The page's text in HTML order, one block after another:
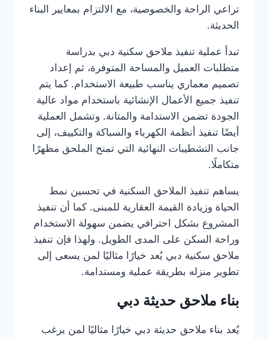
تراعي الراحة والخصوصية، مع الالتزام بمعايير البناء
الحديثة.
تبدأ عملية تنفيذ ملاحق سكنية دبي بدراسة
متطلبات العميل والمساحة المتوفرة، ثم إعداد
تصميم معماري يناسب طبيعة الاستخدام. كما يتم
تنفيذ جميع الأعمال الإنشائية باستخدام مواد عالية
الجودة تضمن الاستدامة والمتانة. وتشمل العملية
أيضًا تنفيذ أنظمة الكهرباء والسباكة والتكييف، إلى
جانب التشطيبات النهائية التي تمنح الملحق مظهرًا
متكاملًا.
يساهم تنفيذ الملاحق السكنية في تحسين نمط
الحياة وزيادة القيمة العقارية للمبنى. كما أن تنفيذ
المشروع بشكل احترافي يضمن سهولة الاستخدام
وراحة السكن على المدى الطويل. ولهذا فإن تنفيذ
ملاحق سكنية دبي يُعد خيارًا مثاليًا لمن يسعى إلى
تطوير منزله بطريقة عملية ومستدامة.
بناء ملاحق حديثة دبي
يُعد بناء ملاحق حديثة دبي خيارًا مثاليًا لمن يرغب